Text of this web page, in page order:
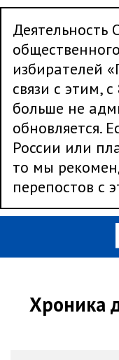
Деятельность
избирателей
связи с этим,
больше не
обновляется.
России или
то мы
перепостов с
Хроника